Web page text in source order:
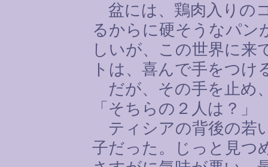
盆には、鶏肉入りの
るからに硬そうなパン
しいが、この世界に来
トは、喜んで手をつけ
だが、その手を止め
「そちらの２人は？」
ティシアの背後の若
子だった。じっと見つ